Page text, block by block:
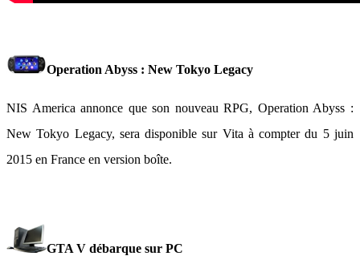
Operation Abyss : New Tokyo Legacy
NIS America annonce que son nouveau RPG, Operation Abyss :
New Tokyo Legacy, sera disponible sur Vita à compter du 5 juin
2015 en France en version boîte.
GTA V débarque sur PC